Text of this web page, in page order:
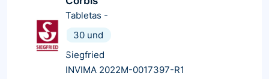
Tabletas -
30 und
Siegfried
INVIMA 2022M-0017397-R1